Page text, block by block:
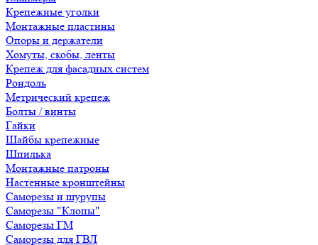
Крепежные уголки
Монтажные пластины
Опоры и держатели
Хомуты, скобы, ленты
Крепеж для фасадных систем
Рондоль
Метрический крепеж
Болты / винты
Гайки
Шайбы крепежные
Шпилька
Монтажные патроны
Настенные кронштейны
Саморезы и шурупы
Саморезы "Клопы"
Саморезы ГМ
Саморезы для ГВЛ